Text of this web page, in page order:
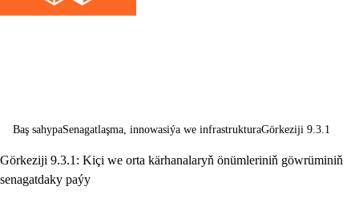
Baş sahypaSenagatlaşma, innowasiýa we infrastrukturaGörkeziji 9.3.1
Görkeziji 9.3.1: Kiçi we orta kärhanalaryň önümleriniň göwrüminiň
senagatdaky paýy